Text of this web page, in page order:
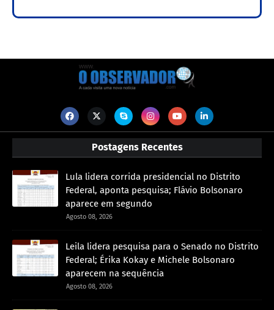
Postagens Recentes
Lula lidera corrida presidencial no Distrito
Federal, aponta pesquisa; Flávio Bolsonaro
aparece em segundo
Agosto 08, 2026
Leila lidera pesquisa para o Senado no Distrito
Federal; Érika Kokay e Michele Bolsonaro
aparecem na sequência
Agosto 08, 2026